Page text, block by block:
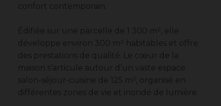
confort contemporain.
Édifiée sur une parcelle de 1 300 m², elle
développe environ 300 m² habitables et offre
des prestations de qualité. Le cœur de la
maison s’articule autour d’un vaste espace
salon-séjour-cuisine de 125 m², organisé en
différentes zones de vie et inondé de lumière.